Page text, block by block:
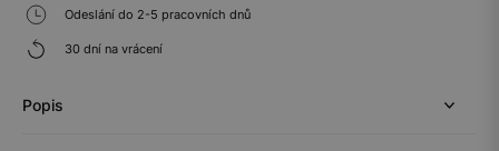
Odeslání do 2-5 pracovních dnů
30 dní na vrácení
Popis